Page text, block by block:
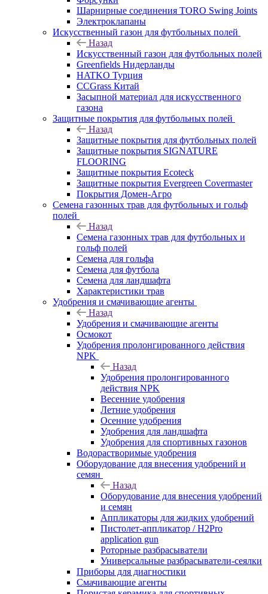
Шарнирные соединения TORO Swing Joints
Электроклапаны
Искусственный газон для футбольных полей
Назад
Искусственный газон для футбольных полей
Greenfields Нидерланды
HATKO Турция
CCGrass Китай
Засыпной материал для искусственного
газона
Защитные покрытия для футбольных полей
Назад
Защитные покрытия для футбольных полей
Защитные покрытия SIGNATURE
FLOORING
Защитные покрытия Ecoteck
Защитные покрытия Evergreen Covermaster
Покрытия Домен-Агро
Семена газонных трав для футбольных и гольф
полей
Назад
Семена газонных трав для футбольных и
гольф полей
Семена для гольфа
Семена для футбола
Семена для ландшафта
Характеристики трав
Удобрения и смачивающие агенты
Назад
Удобрения и смачивающие агенты
Осмокот
Удобрения пролонгированного действия
NPK
Назад
Удобрения пролонгированного
действия NPK
Весенние удобрения
Летние удобрения
Осенние удобрения
Удобрения для ландшафта
Удобрения для спортивных газонов
Водорастворимые удобрения
Оборудование для внесения удобрений и
семян
Назад
Оборудование для внесения удобрений
и семян
Аппликаторы для жидких удобрений
Пистолет-аппликатор / H2Pro
application gun
Роторные разбрасыватели
Универсальные разбрасыватели-сеялки
Приборы для диагностики
Смачивающие агенты